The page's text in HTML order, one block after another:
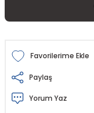
Paylaş
Yorum Yaz